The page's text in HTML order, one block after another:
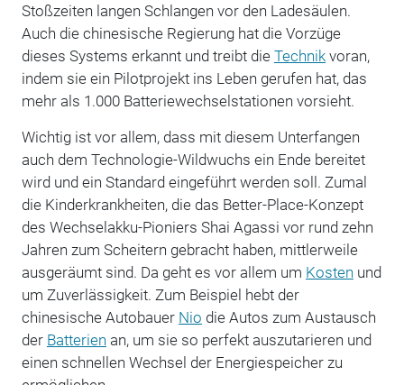
Stoßzeiten langen Schlangen vor den Ladesäulen.
Auch die chinesische Regierung hat die Vorzüge
dieses Systems erkannt und treibt die Technikvoran,
indem sie ein Pilotprojekt ins Leben gerufen hat, das
mehr als 1.000 Batteriewechselstationen vorsieht.
Wichtig ist vor allem, dass mit diesem Unterfangen
auch dem Technologie-Wildwuchs ein Ende bereitet
wird und ein Standard eingeführt werden soll. Zumal
die Kinderkrankheiten, die das Better-Place-Konzept
des Wechselakku-Pioniers Shai Agassi vor rund zehn
Jahren zum Scheitern gebracht haben, mittlerweile
ausgeräumt sind. Da geht es vor allem um Kosten und
um Zuverlässigkeit. Zum Beispiel hebt der
chinesische Autobauer Nio die Autos zum Austausch
der Batterien an, um sie so perfekt auszutarieren und
einen schnellen Wechsel der Energiespeicher zu